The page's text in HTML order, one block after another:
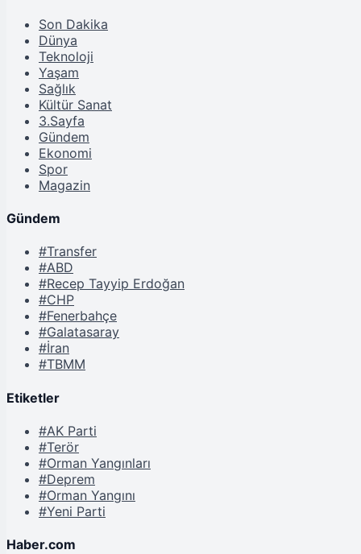
Son Dakika
Dünya
Teknoloji
Yaşam
Sağlık
Kültür Sanat
3.Sayfa
Gündem
Ekonomi
Spor
Magazin
Gündem
#Transfer
#ABD
#Recep Tayyip Erdoğan
#CHP
#Fenerbahçe
#Galatasaray
#İran
#TBMM
Etiketler
#AK Parti
#Terör
#Orman Yangınları
#Deprem
#Orman Yangını
#Yeni Parti
Haber.com